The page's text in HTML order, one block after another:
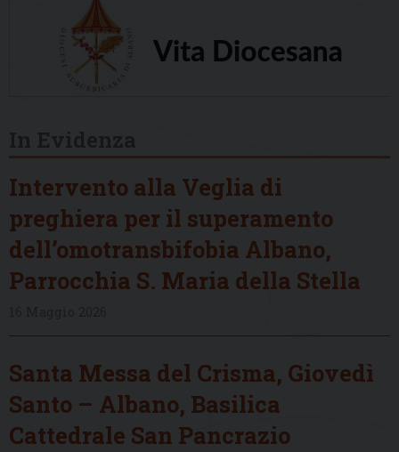
Intervento alla Veglia di
preghiera per il superamento
dell’omotransbifobia Albano,
Parrocchia S. Maria della Stella
Santa Messa del Crisma, Giovedì
Santo – Albano, Basilica
Cattedrale San Pancrazio